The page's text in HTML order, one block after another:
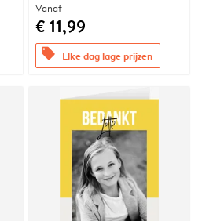
Vanaf
€ 11,99
offers Elke dag lage prijzen